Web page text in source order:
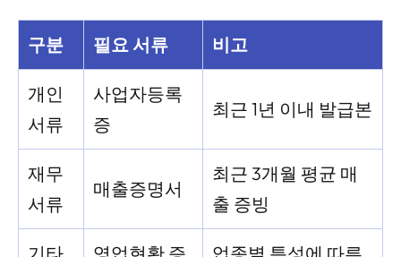
구분 필요 서류 비고
개인
서류
사업자등록
증
최근 1년 이내 발급본
재무
서류
매출증명서
최근 3개월 평균 매
출 증빙